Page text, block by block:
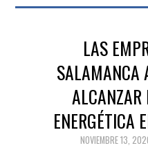
LAS
SALAMANCA
ALCANZAR
ENERGÉTICA
NOVIEMBRE 13,